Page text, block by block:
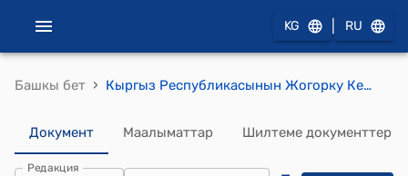
KG RU
Башкы бет › Кыргыз Республикасынын Жогорку Кеңешинин 2026-жылдын 22-январындагы № 87-VIII "Мамлекеттик сатып алуулар жөнүндө" Кыргыз Республикасынын Мыйзамына өзгөртүүлөрдү киргизүү тууралуу" Кыргыз Республикасынын Мыйзамынын долбоорун экинчи окууда кабыл алуу жөнүндө" токтому
Документ Маалыматтар Шилтеме документтер
Редакция